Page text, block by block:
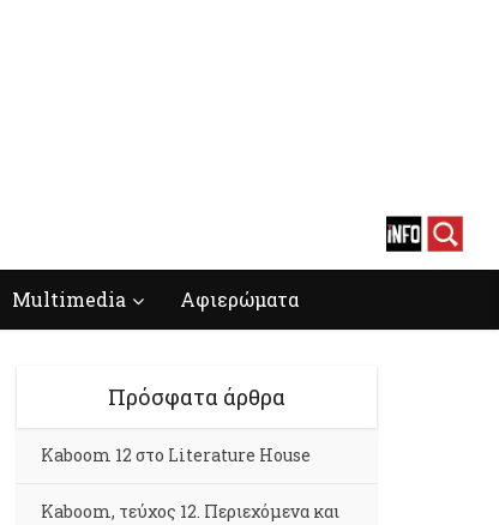
Multimedia Αφιερώματα
Πρόσφατα άρθρα
Kaboom 12 στο Literature House
Kaboom, τεύχος 12. Περιεχόμενα και